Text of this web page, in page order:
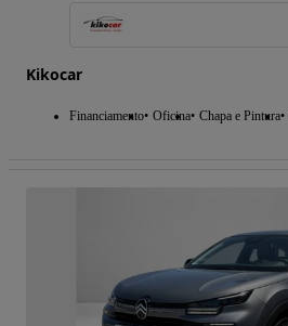
Kikocar
Financiamento Oficina Chapa e Pintura